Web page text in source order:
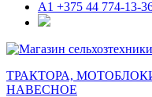
А1 +375 44 774-13-
ТРАКТОРА,
НАВЕСНОЕ